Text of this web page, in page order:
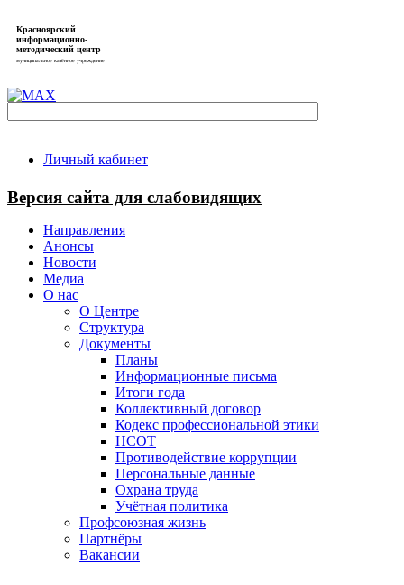
Красноярский
информационно-
методический центр
муниципальное казённое учреждение
Личный кабинет
Версия сайта для слабовидящих
Направления
Анонсы
Новости
Медиа
О нас
О Центре
Структура
Документы
Планы
Информационные письма
Итоги года
Коллективный договор
Кодекс профессиональной этики
НСОТ
Противодействие коррупции
Персональные данные
Охрана труда
Учётная политика
Профсоюзная жизнь
Партнёры
Вакансии